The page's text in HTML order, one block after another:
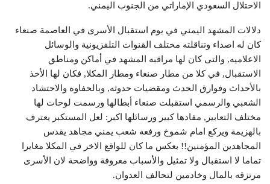
الاحتلال السعودي الإماراتي من الجنوب اليمني.
دلالات المشهد اليمني في يوم استقبال الأسرى في العاصمة صنعاء
كان له اصداء وتناقلته مختلف القنوات التلفزيونية والوسائل
الاعلاميه, والتى كان لها مراقبه المشهد في أماكن ومناطق
الاستقبال, في كلا من مطار صنعاء ومطار المكلا, فكان لها الأخذ
بالأحداث وفوارق الحدث ومقضيات حدوثه, وبالحفاوه والاحتشاد
الشعبي والرسمي استقبلت صنعاء أبطالها ورسمت لوحات لها
مختلف التعابير, مفادها كبير ورسائلها اكبر: لعل المستكبر يعترف
بالهزيمة ويركع امام شموخ ورفعه شعب يمني مجاهد يقدس
المجاهدين المؤمنين!! بعكس ما كان للواقع الاخر في المكلا مغايرا
تماما لا استقبال ولا تمثيل والأسباب معروفة وواضحة لان الأسرى
مرتزقه بالمال وخادمين لتحالف العدوان.